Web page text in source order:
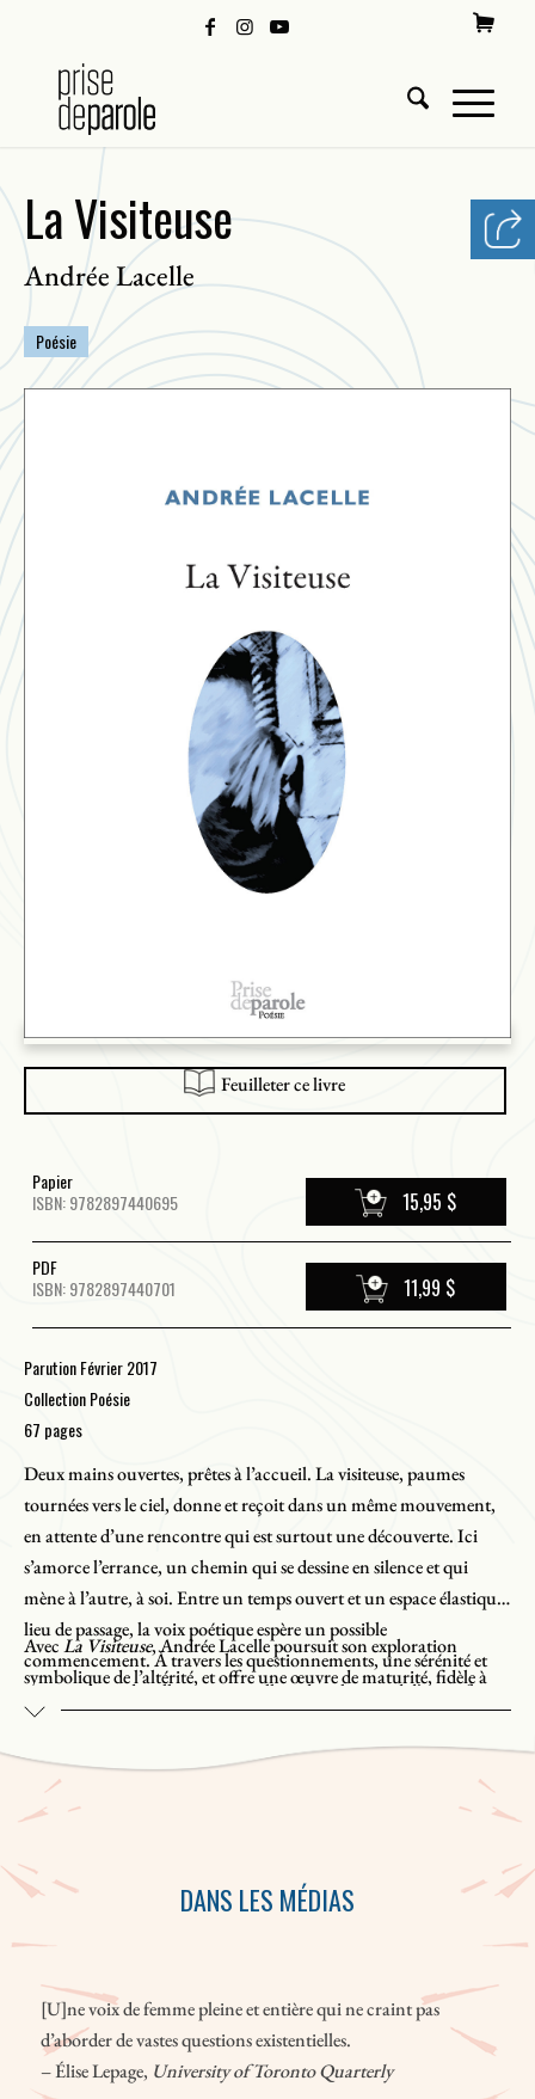
La Visiteuse
Andrée Lacelle
Poésie
Feuilleter ce livre
Papier
ISBN: 9782897440695
15,95 $
PDF
ISBN: 9782897440701
11,99 $
Parution Février 2017
Collection Poésie
67 pages
Deux mains ouvertes, prêtes à l’accueil. La visiteuse, paumes
tournées vers le ciel, donne et reçoit dans un même mouvement,
en attente d’une rencontre qui est surtout une découverte. Ici
s’amorce l’errance, un chemin qui se dessine en silence et qui
mène à l’autre, à soi. Entre un temps ouvert et un espace élastique,
lieu de passage, la voix poétique espère un possible
commencement. À travers les questionnements, une sérénité et
une candeur, de celles qui se cueillent dans le regard d’un enfant.
AvecLa Visiteuse, Andrée Lacelle poursuit son exploration
symbolique de l’altérité, et offre une œuvre de maturité, fidèle à
une pratique d’écriture qui s’élabore depuis près de quarante ans.
DANS LES MÉDIAS
[U]ne voix de femme pleine et entière qui ne craint pas
d’aborder de vastes questions existentielles.
– Élise Lepage, University of Toronto Quarterly